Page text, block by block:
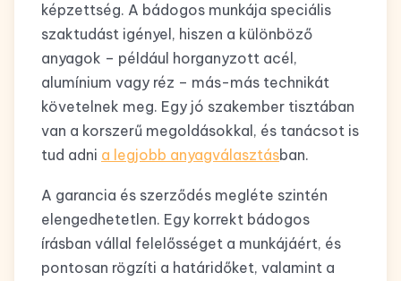
képzettség. A bádogos munkája speciális
szaktudást igényel, hiszen a különböző
anyagok – például horganyzott acél,
alumínium vagy réz – más-más technikát
követelnek meg. Egy jó szakember tisztában
van a korszerű megoldásokkal, és tanácsot is
tud adni a legjobb anyagválasztásban.
A garancia és szerződés megléte szintén
elengedhetetlen. Egy korrekt bádogos
írásban vállal felelősséget a munkájáért, és
pontosan rögzíti a határidőket, valamint a